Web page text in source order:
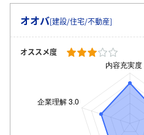
オオバ[建設/住宅/不動産]
オススメ度